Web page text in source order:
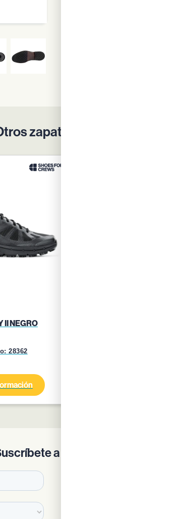
zapatos para tu equipo
II NEGRO
28362
a nuestra newsletter!